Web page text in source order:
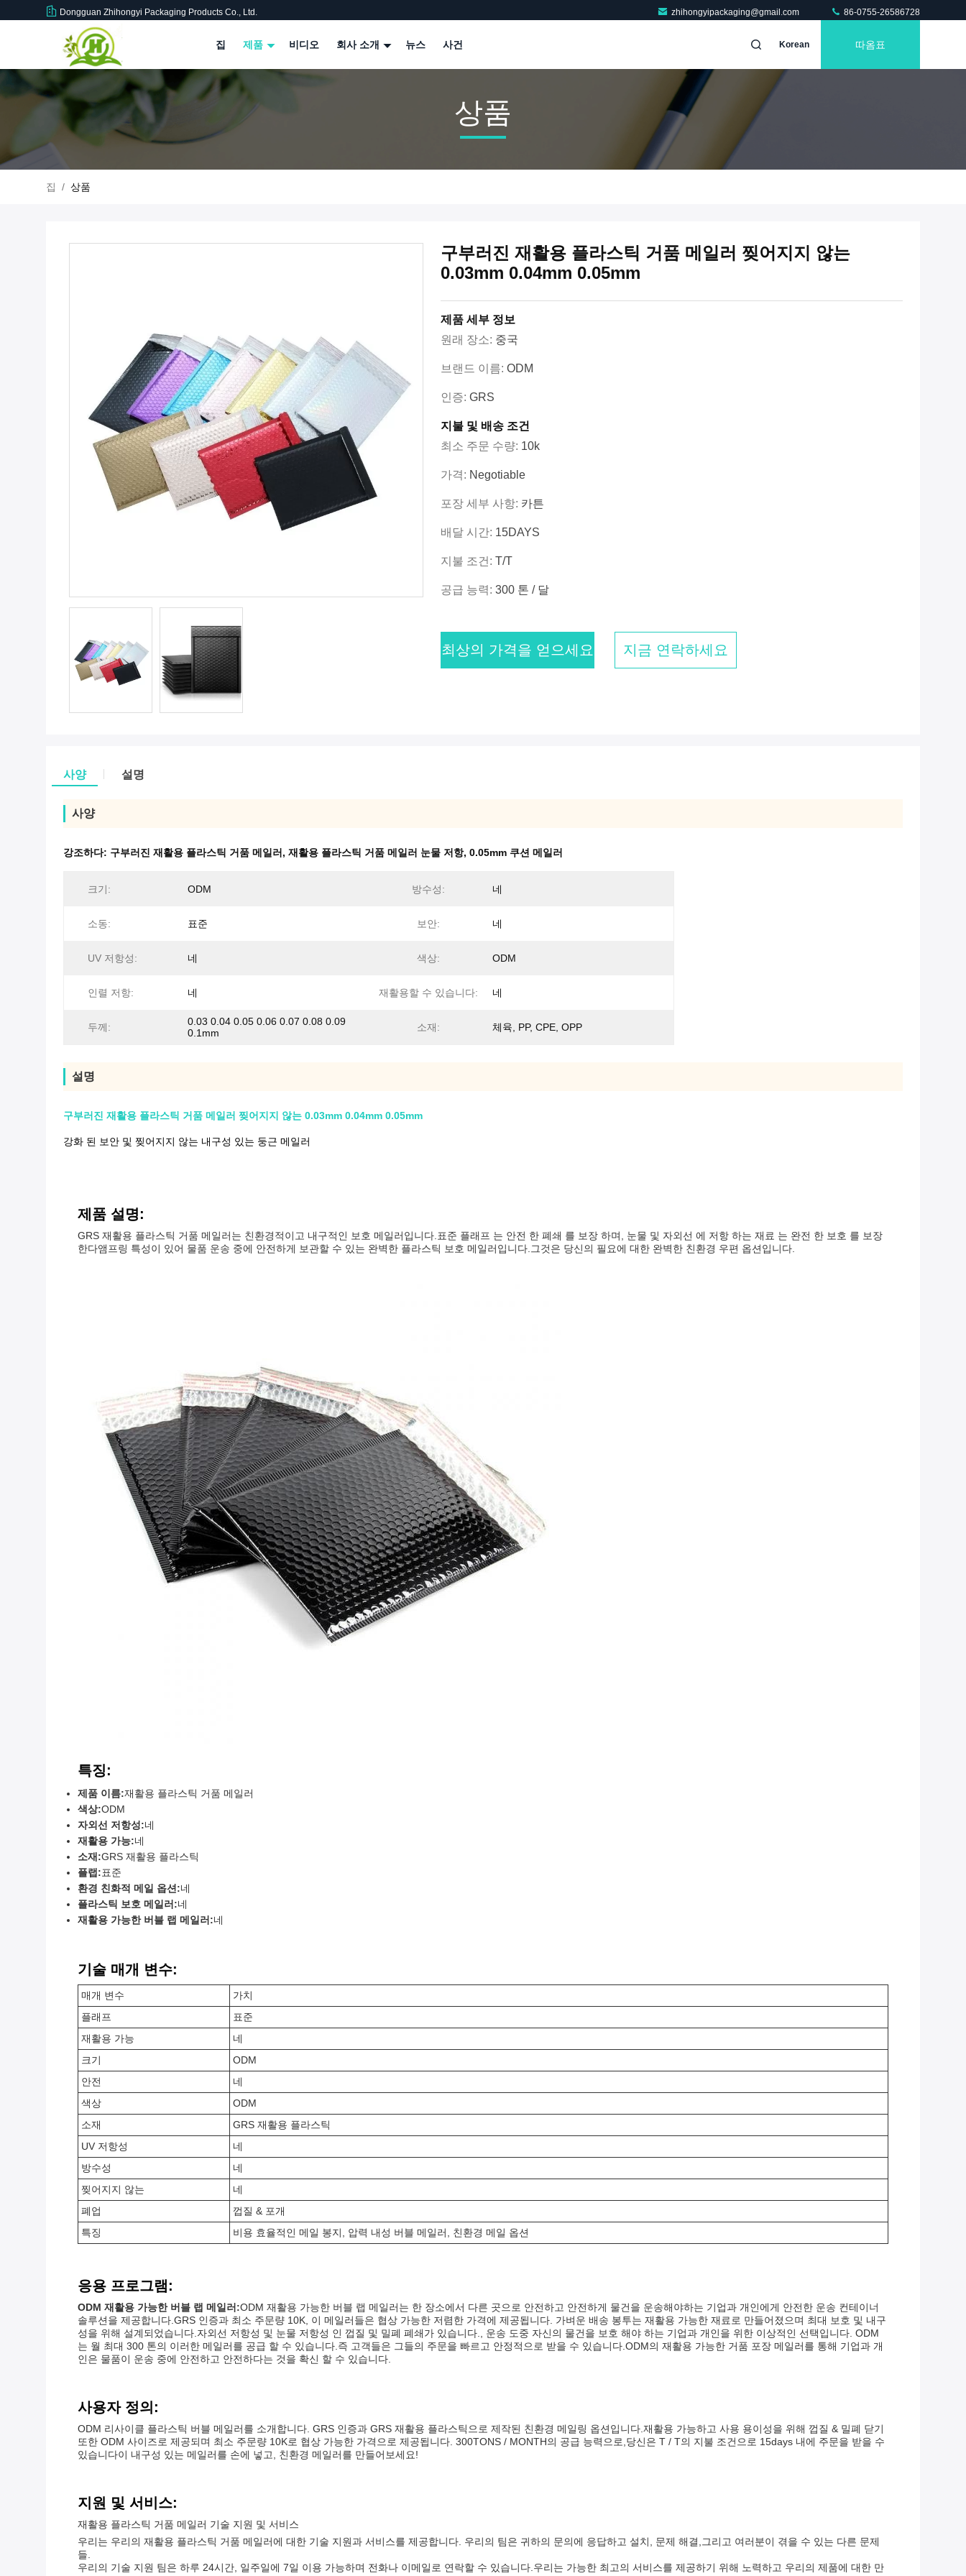
Dongguan Zhihongyi Packaging Products Co., Ltd. zhihongyipackaging@gmail.com 86-0755-26586728
집 제품 비디오 회사 소개 뉴스 사건 Korean 따옴표
상품
집 / 상품
구부러진 재활용 플라스틱 거품 메일러 찢어지지 않는
0.03mm 0.04mm 0.05mm
제품 세부 정보
원래 장소: 중국
브랜드 이름: ODM
인증: GRS
지불 및 배송 조건
최소 주문 수량: 10k
가격: Negotiable
포장 세부 사항: 카튼
배달 시간: 15DAYS
지불 조건: T/T
공급 능력: 300 톤 / 달
최상의 가격을 얻으세요 지금 연락하세요
사양 설명
사양
강조하다: 구부러진 재활용 플라스틱 거품 메일러 , 재활용 플라스틱 거품 메일러 눈물 저항, 0.05mm 쿠션 메일러
크기: ODM 방수성: 네
소동: 표준 보안: 네
UV 저항성: 네 색상: ODM
인렬 저항: 네 재활용할 수 있습니다: 네
두께:
0.03 0.04 0.05 0.06 0.07 0.08 0.09
0.1mm
소재: 체육, PP, CPE, OPP
설명
구부러진 재활용 플라스틱 거품 메일러 찢어지지 않는 0.03mm 0.04mm 0.05mm
강화 된 보안 및 찢어지지 않는 내구성 있는 둥근 메일러
제품 설명:
GRS 재활용 플라스틱 거품 메일러는 친환경적이고 내구적인 보호 메일러입니다.표준 플래프 는 안전 한 폐쇄 를 보장 하며, 눈물 및 자외선 에 저항 하는 재료 는 완전 한 보호 를 보장
한다앰프링 특성이 있어 물품 운송 중에 안전하게 보관할 수 있는 완벽한 플라스틱 보호 메일러입니다.그것은 당신의 필요에 대한 완벽한 친환경 우편 옵션입니다.
특징:
제품 이름:재활용 플라스틱 거품 메일러
색상:ODM
자외선 저항성:네
재활용 가능:네
소재:GRS 재활용 플라스틱
플랩:표준
환경 친화적 메일 옵션:네
플라스틱 보호 메일러:네
재활용 가능한 버블 랩 메일러:네
기술 매개 변수:
매개 변수
가치
플래프
표준
재활용 가능
네
크기
ODM
안전
네
색상
ODM
소재
GRS 재활용 플라스틱
UV 저항성
네
방수성
네
찢어지지 않는
네
폐업
껍질 & 포개
특징
비용 효율적인 메일 봉지, 압력 내성 버블 메일러, 친환경 메일 옵션
응용 프로그램:
ODM 재활용 가능한 버블 랩 메일러:ODM 재활용 가능한 버블 랩 메일러는 한 장소에서 다른 곳으로 안전하고 안전하게 물건을 운송해야하는 기업과 개인에게 안전한 운송 컨테이너
솔루션을 제공합니다.GRS 인증과 최소 주문량 10K, 이 메일러들은 협상 가능한 저렴한 가격에 제공됩니다. 가벼운 배송 봉투는 재활용 가능한 재료로 만들어졌으며 최대 보호 및 내구
성을 위해 설계되었습니다.자외선 저항성 및 눈물 저항성 인 껍질 및 밀폐 폐쇄가 있습니다., 운송 도중 자신의 물건을 보호 해야 하는 기업과 개인을 위한 이상적인 선택입니다. ODM
는 월 최대 300 톤의 이러한 메일러를 공급 할 수 있습니다.즉 고객들은 그들의 주문을 빠르고 안정적으로 받을 수 있습니다.ODM의 재활용 가능한 거품 포장 메일러를 통해 기업과 개
인은 물품이 운송 중에 안전하고 안전하다는 것을 확신 할 수 있습니다.
사용자 정의:
ODM 리사이클 플라스틱 버블 메일러를 소개합니다. GRS 인증과 GRS 재활용 플라스틱으로 제작된 친환경 메일링 옵션입니다.재활용 가능하고 사용 용이성을 위해 껍질 & 밀폐 닫기
또한 ODM 사이즈로 제공되며 최소 주문량 10K로 협상 가능한 가격으로 제공됩니다. 300TONS / MONTH의 공급 능력으로,당신은 T / T의 지불 조건으로 15days 내에 주문을 받을 수
있습니다이 내구성 있는 메일러를 손에 넣고, 친환경 메일러를 만들어보세요!
지원 및 서비스:
재활용 플라스틱 거품 메일러 기술 지원 및 서비스
우리는 우리의 재활용 플라스틱 거품 메일러에 대한 기술 지원과 서비스를 제공합니다. 우리의 팀은 귀하의 문의에 응답하고 설치, 문제 해결,그리고 여러분이 겪을 수 있는 다른 문제
들.
우리의 기술 지원 팀은 하루 24시간, 일주일에 7일 이용 가능하며 전화나 이메일로 연락할 수 있습니다.우리는 가능한 최고의 서비스를 제공하기 위해 노력하고 우리의 제품에 대한 만